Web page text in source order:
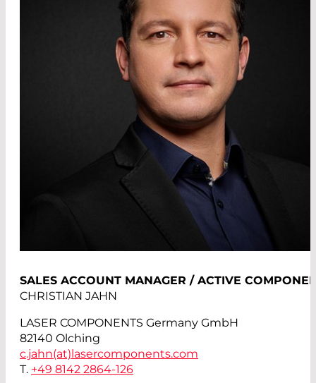
SALES ACCOUNT MANAGER / ACTIVE
CHRISTIAN JAHN
LASER COMPONENTS Germany GmbH
82140 Olching
c.jahn(at) lasercomponents.com
T. +49 8142 2864-126